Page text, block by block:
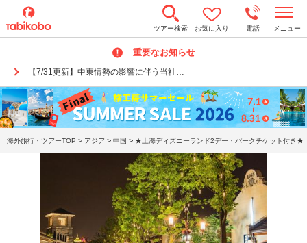
ツアー検索 お気に入り 電話 メニュー
重要なお知らせ
【7/31更新】中東情勢の影響に伴う当社…
o
n
a
v
i
g
a
t
海外旅行・ツアーTOP > アジア > 中国 > ★上海ディズニーランド2デー・パークチケット付き★